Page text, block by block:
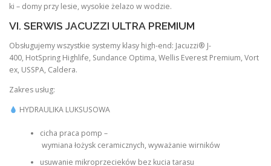
ki – domy przy lesie, wysokie żelazo w wodzie.
VI. SERWIS JACUZZI ULTRA PREMIUM
Obsługujemy wszystkie systemy klasy high-end: Jacuzzi® J-
400, HotSpring Highlife, Sundance Optima, Wellis Everest Premium, Vort
ex, USSPA, Caldera.
Zakres usług:
HYDRAULIKA LUKSUSOWA
cicha praca pomp –
wymiana łożysk ceramicznych, wyważanie wirników
usuwanie mikroprzecieków bez kucia tarasu